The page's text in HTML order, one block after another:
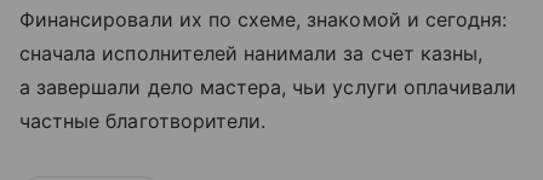
Финансировали их по схеме, знакомой и сегодня:
сначала исполнителей нанимали за счет казны,
а завершали дело мастера, чьи услуги оплачивали
частные благотворители.